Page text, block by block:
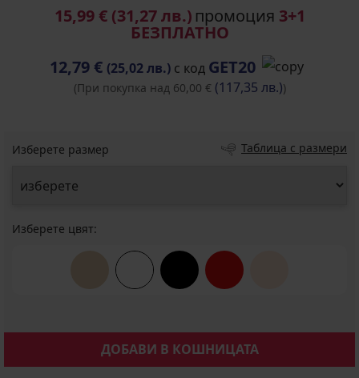
15,99 € (31,27 лв.) промоция 3+1
БЕЗПЛАТНО
12,79 € (25,02 лв.)с код GET20
(При покупка над 60,00 € (117,35 лв.))
Изберете размер Таблица с размери
Изберете цвят:
ДОБАВИ В КОШНИЦАТА